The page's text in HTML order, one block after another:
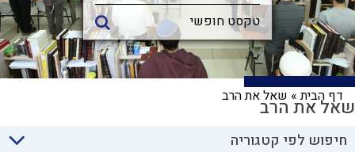
דף הבית» שאל את הרבשאל את הרב
חיפוש לפי קטגוריה